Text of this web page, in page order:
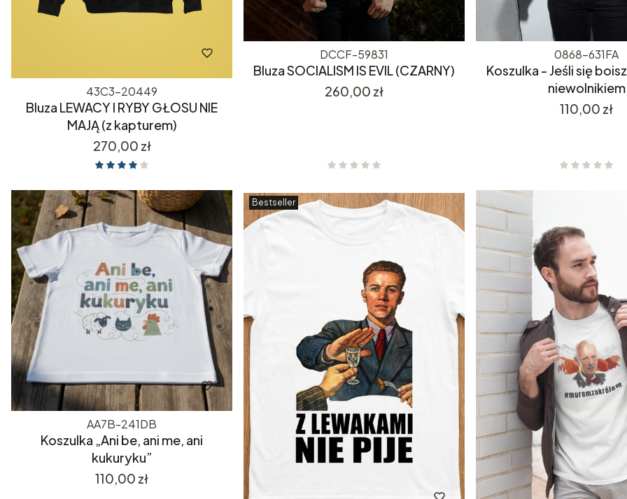
43C3-20449
Bluza LEWACY I RYBY GŁOSU NIE
MAJĄ (z kapturem)
Cena
270,00 zł
DCCF-59831
Bluza SOCIALISM IS EVIL (CZARNY)
Cena
260,00 zł
0868-631FA
Koszulka - Jeśli się
niewolnikiem
Cena
110,00 zł
AA7B-241DB
Koszulka „Ani be, ani me, ani
kukuryku”
Cena
110,00 zł
Bestseller